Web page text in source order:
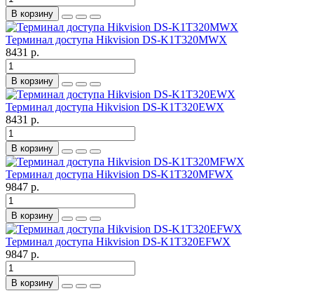
В корзину
Терминал доступа Hikvision DS-K1T320MWX
8431 р.
В корзину
Терминал доступа Hikvision DS-K1T320EWX
8431 р.
В корзину
Терминал доступа Hikvision DS-K1T320MFWX
9847 р.
В корзину
Терминал доступа Hikvision DS-K1T320EFWX
9847 р.
В корзину